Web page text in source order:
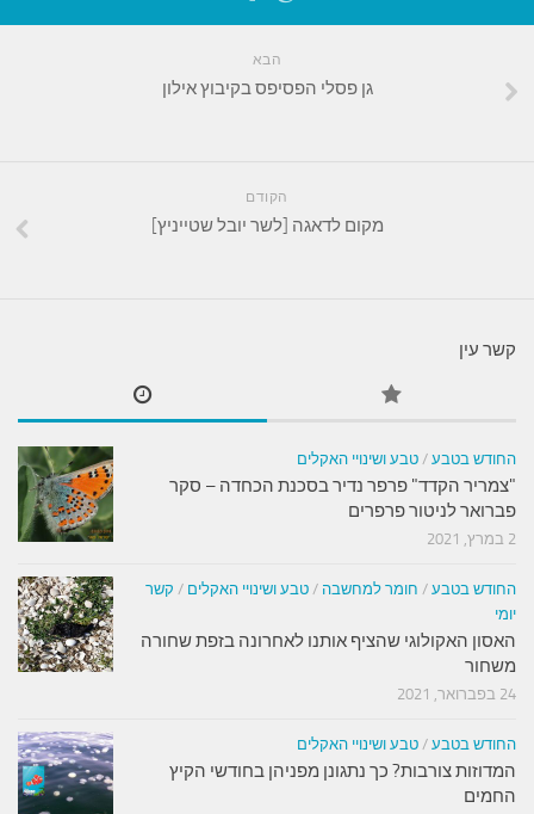
הבא
גן פסלי הפסיפס בקיבוץ אילון
הקודם
מקום לדאגה [לשר יובל שטייניץ]
קשר עין
החודש בטבע / טבע ושינויי האקלים
"צמריר הקדד" פרפר נדיר בסכנת הכחדה – סקר
פברואר לניטור פרפרים
2 במרץ, 2021
החודש בטבע / חומר למחשבה / טבע ושינויי האקלים / קשר
יומי
האסון האקולוגי שהציף אותנו לאחרונה בזפת שחורה
משחור
24 בפברואר, 2021
החודש בטבע / טבע ושינויי האקלים
המדוזות צורבות? כך נתגונן מפניהן בחודשי הקיץ
החמים